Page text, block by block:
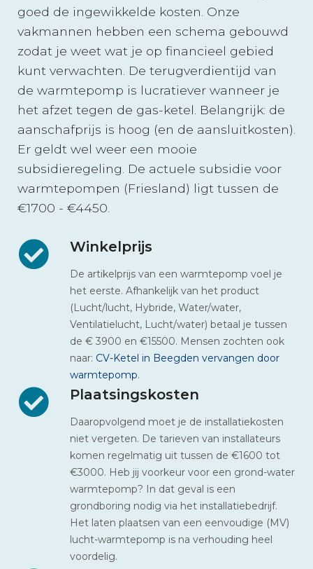
goed de ingewikkelde kosten. Onze
vakmannen hebben een schema gebouwd
zodat je weet wat je op financieel gebied
kunt verwachten. De terugverdientijd van
de warmtepomp is lucratiever wanneer je
het afzet tegen de gas-ketel. Belangrijk: de
aanschafprijs is hoog (en de aansluitkosten).
Er geldt wel weer een mooie
subsidieregeling. De actuele subsidie voor
warmtepompen (Friesland) ligt tussen de
€1700 - €4450.
Winkelprijs
De artikelprijs van een warmtepomp voel je
het eerste. Afhankelijk van het product
(Lucht/lucht, Hybride, Water/water,
Ventilatielucht, Lucht/water) betaal je tussen
de € 3900 en €15500. Mensen zochten ook
naar: CV-Ketel in Beegden vervangen door
warmtepomp.
Plaatsingskosten
Daaropvolgend moet je de installatiekosten
niet vergeten. De tarieven van installateurs
komen regelmatig uit tussen de €1600 tot
€3000. Heb jij voorkeur voor een grond-water
warmtepomp? In dat geval is een
grondboring nodig via het installatiebedrijf.
Het laten plaatsen van een eenvoudige (MV)
lucht-warmtepomp is na verhouding heel
voordelig.